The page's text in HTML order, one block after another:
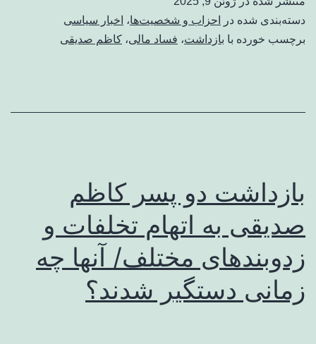
دسته‌بندی شده در
احزاب و شخصیت‌ها، اخبار سیاسی
برچسب خورده با بازداشت، فساد مالی، کاظم صدیقی
بازداشت دو پسر کاظم
صدیقی به اتهام تخلفات و
زدوبندهای مختلف/ آنها چه
زمانی دستگیر شدند؟